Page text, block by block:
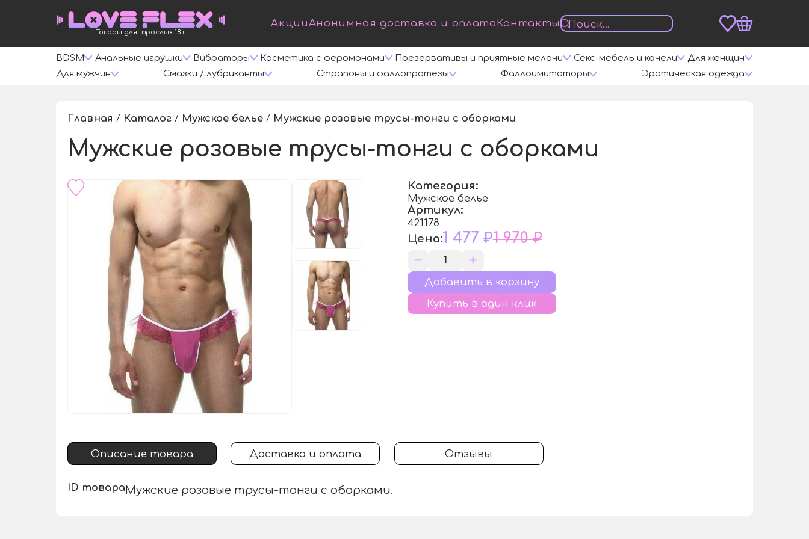
Товары для взрослых 18+
АкцииАнонимная доставка и оплата Контакты
BDSM Анальные игрушки Вибраторы Косметика с феромонами Презервативы и приятные мелочи Секс-мебель и качели
Для женщин
Для мужчин
Смазки / лубриканты Страпоны и фаллопротезы Фаллоимитаторы Эротическая одежда
Главная / Каталог / Мужское белье / Мужские розовые трусы-тонги с оборками
Мужские розовые трусы-тонги с оборками
Категория:
Мужское белье
Артикул:
421178
Цена:1 477 ₽1 970 ₽
Купить в один клик
Описание товара Доставка и оплата Отзывы
ID товараМужские розовые трусы-тонги с оборками.